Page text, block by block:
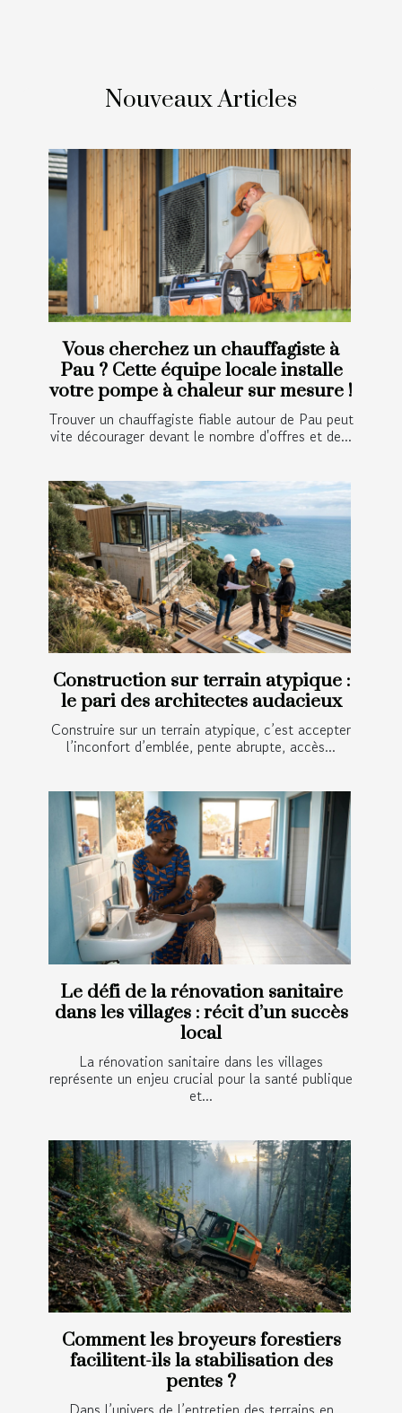
Nouveaux Articles
Vous cherchez un chauffagiste à
Pau ? Cette équipe locale installe
votre pompe à chaleur sur mesure !
Trouver un chauffagiste fiable autour de Pau peut
vite décourager devant le nombre d'offres et de...
Construction sur terrain atypique :
le pari des architectes audacieux
Construire sur un terrain atypique, c’est accepter
l’inconfort d’emblée, pente abrupte, accès...
Le défi de la rénovation sanitaire
dans les villages : récit d’un succès
local
La rénovation sanitaire dans les villages
représente un enjeu crucial pour la santé publique
et...
Comment les broyeurs forestiers
facilitent-ils la stabilisation des
pentes ?